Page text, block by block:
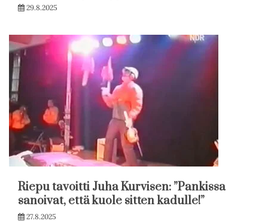
29.8.2025
Riepu tavoitti Juha Kurvisen: ”Pankissa
sanoivat, että kuole sitten kadulle!”
27.8.2025